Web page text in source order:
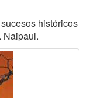
históricos
Naipaul.